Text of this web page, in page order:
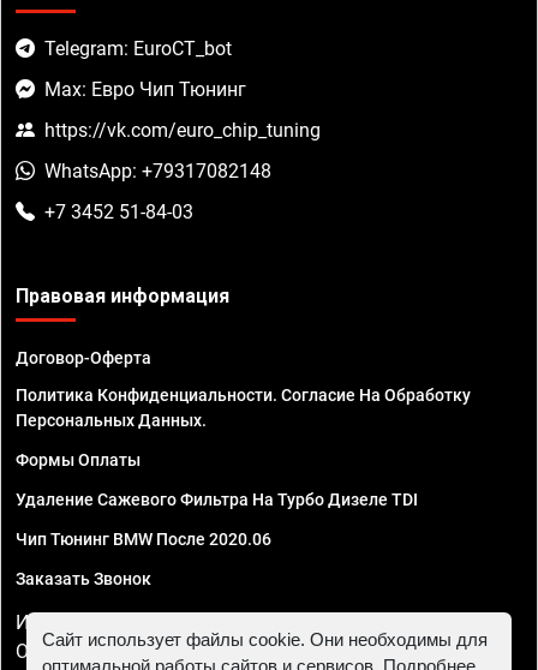
Telegram: EuroCT_bot
Max: Евро Чип Тюнинг
https://vk.com/euro_chip_tuning
WhatsApp: +79317082148
+7 3452 51-84-03
Правовая информация
Договор-Оферта
Политика Конфиденциальности. Согласие На Обработку
Персональных Данных.
Формы Оплаты
Удаление Сажевого Фильтра На Турбо Дизеле TDI
Чип Тюнинг BMW После 2020.06
Заказать Звонок
ИП Смирнов Георгий Павлович. ИНН 781302555843,
ОГРНИП 324470400032610
Сайт использует файлы cookie. Они необходимы для
оптимальной работы сайтов и сервисов. Подробнее